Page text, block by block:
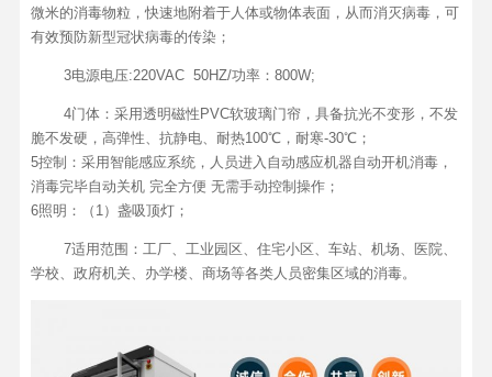
微米的消毒物粒，快速地附着于人体或物体表面，从而消灭病毒，可
有效预防新型冠状病毒的传染；
3电源电压:220VAC 50HZ/功率：800W;
4门体：采用透明磁性PVC软玻璃门帘，具备抗光不变形，不发
脆不发硬，高弹性、抗静电、耐热100℃，耐寒-30℃；
5控制：采用智能感应系统，人员进入自动感应机器自动开机消毒，
消毒完毕自动关机 完全方便 无需手动控制操作；
6照明：（1）盏吸顶灯；
7适用范围：工厂、工业园区、住宅小区、车站、机场、医院、
学校、政府机关、办学楼、商场等各类人员密集区域的消毒。